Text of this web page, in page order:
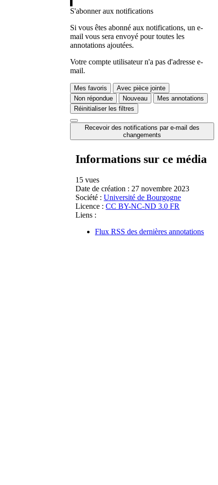
S'abonner aux notifications
Si vous êtes abonné aux notifications, un e-
mail vous sera envoyé pour toutes les
annotations ajoutées.
Votre compte utilisateur n'a pas d'adresse e-
mail.
Mes favoris
Avec pièce jointe
Non répondue
Nouveau
Mes annotations
Réinitialiser les filtres
Recevoir des notifications par e-mail des
changements
Informations sur ce média
15 vues
Date de création : 27 novembre 2023
Société : Université de Bourgogne
Licence : CC BY-NC-ND 3.0 FR
Liens :
Flux RSS des dernières annotations